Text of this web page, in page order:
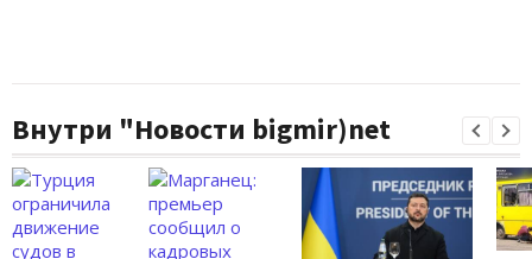
Внутри "Новости bigmir)net